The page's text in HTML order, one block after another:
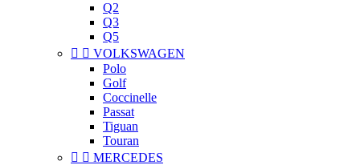
Q2
Q3
Q5
  VOLKSWAGEN
Polo
Golf
Coccinelle
Passat
Tiguan
Touran
  MERCEDES